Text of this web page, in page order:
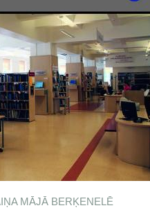
MĀJĀ BERĶENELĒ